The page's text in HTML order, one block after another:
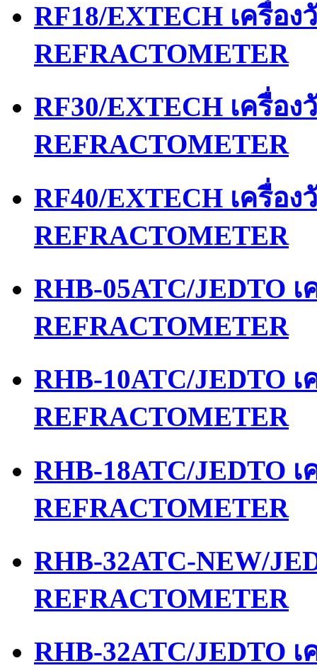
RF18/EXTECH เครื่อ
REFRACTOMETER
RF30/EXTECH เครื่อ
REFRACTOMETER
RF40/EXTECH เครื่อ
REFRACTOMETER
RHB-05ATC/JEDTO
REFRACTOMETER
RHB-10ATC/JEDTO
REFRACTOMETER
RHB-18ATC/JEDTO
REFRACTOMETER
RHB-32ATC-NEW/
REFRACTOMETER
RHB-32ATC/JEDTO